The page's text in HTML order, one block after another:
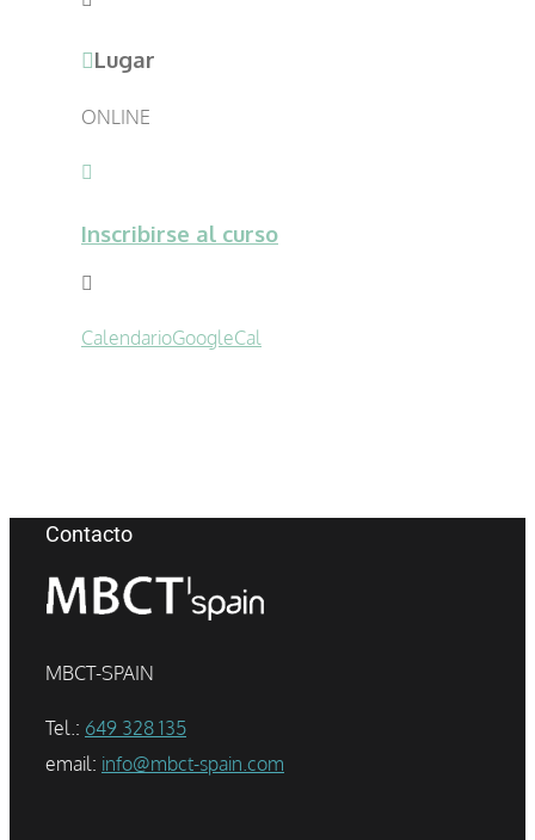
Lugar
ONLINE
Inscribirse al curso
CalendarioGoogleCal
Contacto
MBCT-SPAIN
Tel.: 649 328 135
email: info@mbct-spain.com